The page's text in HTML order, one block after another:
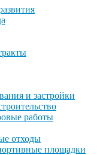
и застройки
работы
отходы
площадки